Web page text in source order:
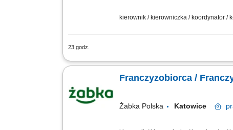
kierownik / kierowniczka / koordynator /
23 godz.
Główne zadania: Prowadzenie
Franczyzobiorca /
Żabka Polska Katowice